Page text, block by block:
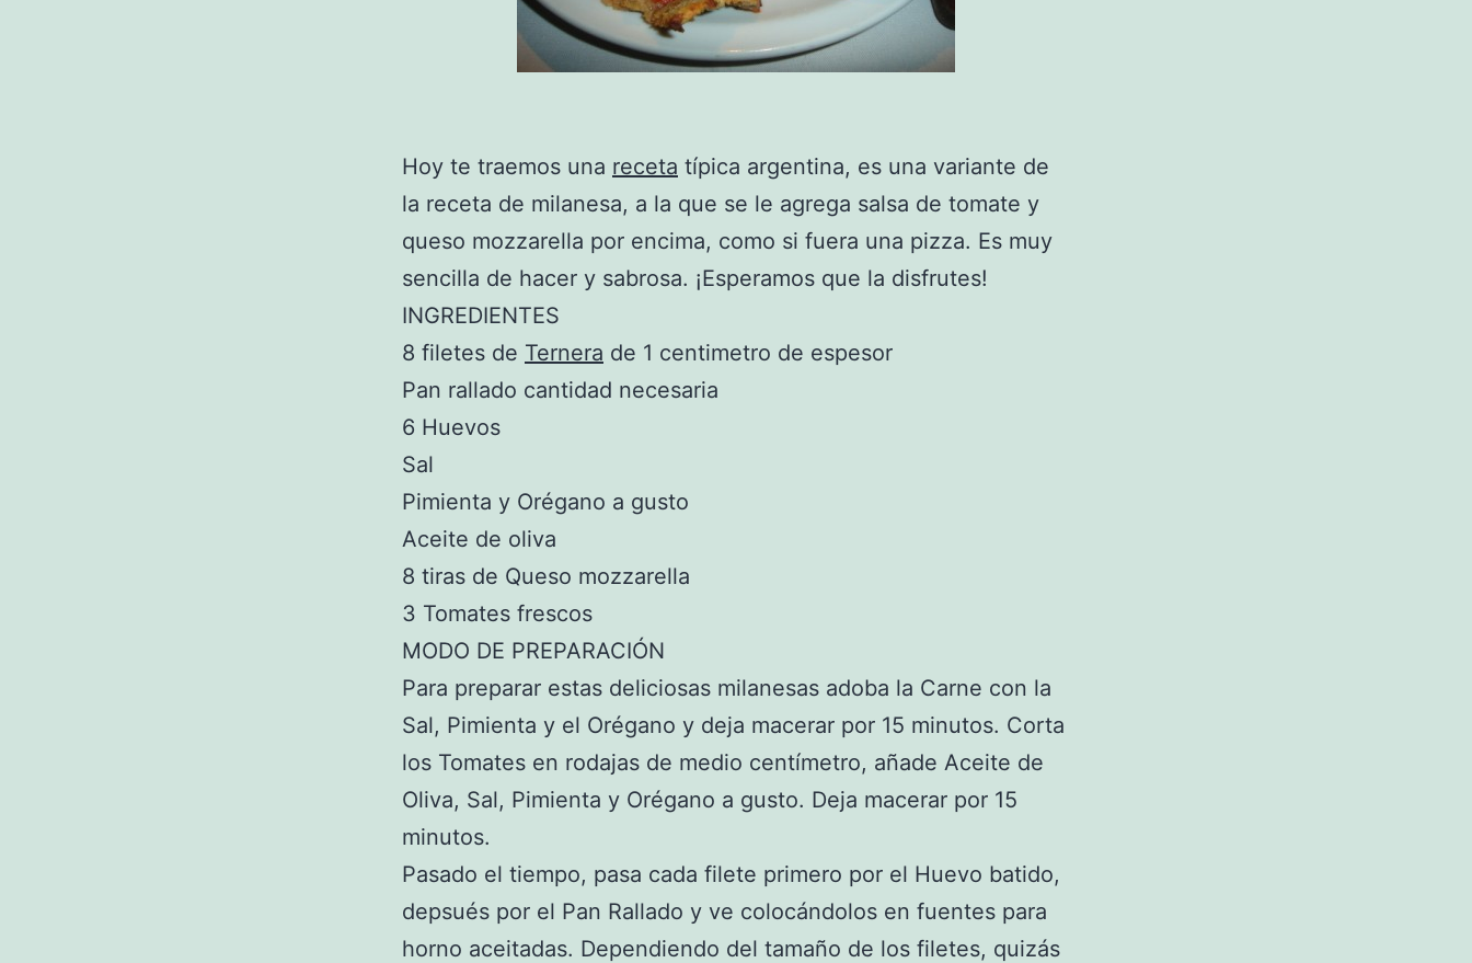
Hoy te traemos una receta típica argentina, es una variante de
la receta de milanesa, a la que se le agrega salsa de tomate y
queso mozzarella por encima, como si fuera una pizza. Es muy
sencilla de hacer y sabrosa. ¡Esperamos que la disfrutes!
INGREDIENTES
8 filetes de Ternera de 1 centimetro de espesor
Pan rallado cantidad necesaria
6 Huevos
Sal
Pimienta y Orégano a gusto
Aceite de oliva
8 tiras de Queso mozzarella
3 Tomates frescos
MODO DE PREPARACIÓN
Para preparar estas deliciosas milanesas adoba la Carne con la
Sal, Pimienta y el Orégano y deja macerar por 15 minutos. Corta
los Tomates en rodajas de medio centímetro, añade Aceite de
Oliva, Sal, Pimienta y Orégano a gusto. Deja macerar por 15
minutos.
Pasado el tiempo, pasa cada filete primero por el Huevo batido,
depsués por el Pan Rallado y ve colocándolos en fuentes para
horno aceitadas. Dependiendo del tamaño de los filetes, quizás